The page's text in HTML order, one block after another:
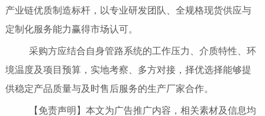
产业链优质制造标杆，以专业研发团队、全规格现货供应与
定制化服务能力赢得市场认可。
采购方应结合自身管路系统的工作压力、介质特性、环
境温度及项目预算，实地考察、多方对接，择优选择能够提
供稳定产品质量与及时售后服务的生产厂家合作。
【免责声明】本文为广告推广内容，相关素材及信息均